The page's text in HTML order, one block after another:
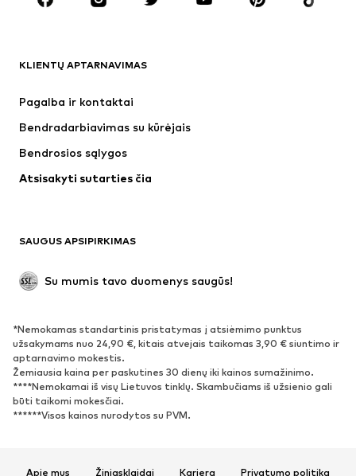
Striukės
Maudymosi drabužiai
Proginiai
BATAI
Naujienos
Atviri batai
Išskirtiniai
SPORTAS
Sportiniai drabužiai
KLIENTŲ APTARNAVIMAS
Pagalba ir kontaktai
Bendradarbiavimas su kūrėjais
Bendrosios sąlygos
Atsisakyti sutarties čia
SAUGUS APSIPIRKIMAS
Su mumis tavo duomenys saugūs!
*Nemokamas standartinis pristatymas į atsiėmimo punktus
užsakymams nuo 24,90 €, kitais atvejais taikomas 3,90 € siuntimo ir
aptarnavimo mokestis.
Žemiausia kaina per paskutines 30 dienų iki kainos sumažinimo.
****Nemokamai iš visų Lietuvos tinklų. Skambučiams iš užsienio gali
būti taikomi mokesčiai.
******Visos kainos nurodytos su PVM.
Apie mus Žiniasklaidai Karjera Privatumo politika